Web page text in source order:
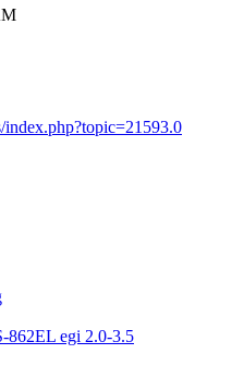
862EL egi 2.0-3.5